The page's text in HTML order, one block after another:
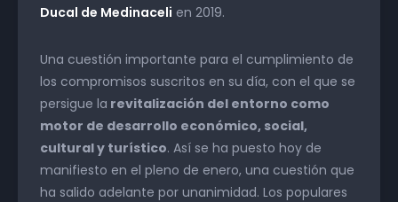
Ducal de Medinaceli en 2019.
Una cuestión importante para el cumplimiento de
los compromisos suscritos en su día, con el que se
persigue la revitalización del entorno como
motor de desarrollo económico, social,
cultural y turístico. Así se ha puesto hoy de
manifiesto en el pleno de enero, una cuestión que
ha salido adelante por unanimidad. Los populares